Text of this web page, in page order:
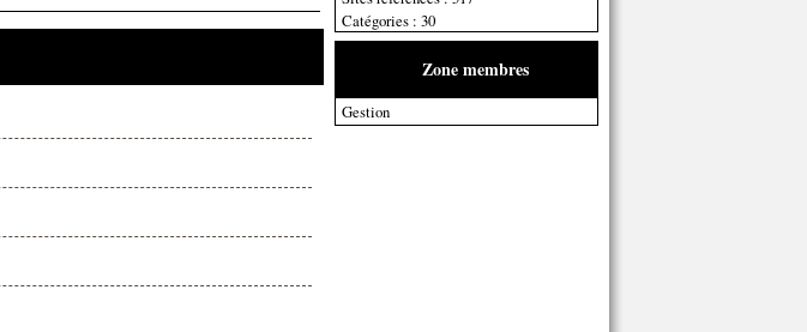
Catégories : 30
Zone membres
Gestion